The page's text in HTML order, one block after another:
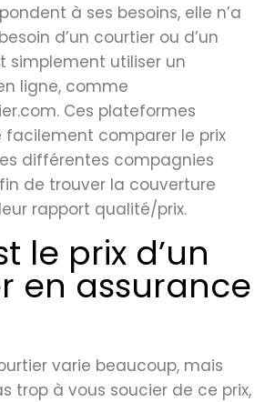
à ses besoins, elle n’a
d’un courtier ou d’un
simplement utiliser un
ligne, comme
Ces plateformes
comparer le prix
différentes compagnies
de trouver la couverture
rapport qualité/prix.
le prix d’un
en assurance
varie beaucoup, mais
trop à vous soucier de ce prix,